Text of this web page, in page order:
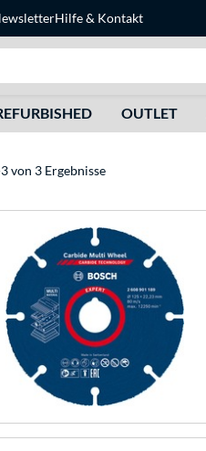
Hilfe& Kontakt
OUTLET
von 3 Ergebnisse